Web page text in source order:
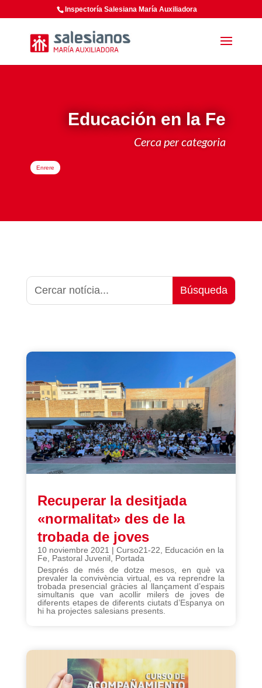
Inspectoría Salesiana María Auxiliadora
Educación en la Fe
Cerca per categoria
Enrere
Recuperar la desitjada
«normalitat» des de la
trobada de joves
10 noviembre 2021 | Curso21-22
Educación en la
Fe
Pastoral Juvenil, Portada
Després de més de dotze mesos, en què va
prevaler la convivència virtual, es va reprendre la
trobada presencial gràcies al llançament d’espais
simultanis que van acollir milers de joves de
diferents etapes de diferents ciutats d’Espanya on
hi ha projectes salesians presents.